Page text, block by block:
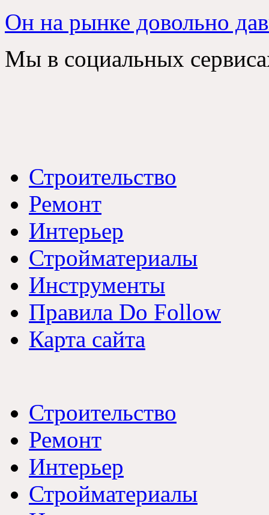
Он на рынке довольно
Мы в социальных
Строительство
Ремонт
Интерьер
Стройматериалы
Инструменты
Правила Do Follow
Карта сайта
Строительство
Ремонт
Интерьер
Стройматериалы